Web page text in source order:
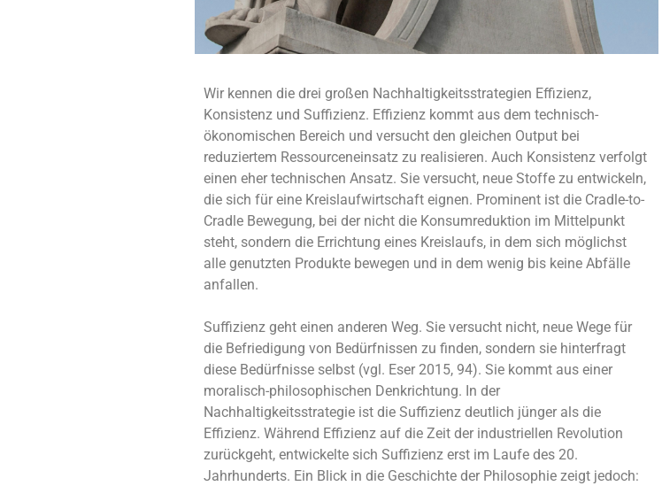
Wir kennen die drei großen Nachhaltigkeitsstrategien Effizienz,
Konsistenz und Suffizienz. Effizienz kommt aus dem technisch-
ökonomischen Bereich und versucht den gleichen Output bei
reduziertem Ressourceneinsatz zu realisieren. Auch Konsistenz verfolgt
einen eher technischen Ansatz. Sie versucht, neue Stoffe zu entwickeln,
die sich für eine Kreislaufwirtschaft eignen. Prominent ist die Cradle-to-
Cradle Bewegung, bei der nicht die Konsumreduktion im Mittelpunkt
steht, sondern die Errichtung eines Kreislaufs, in dem sich möglichst
alle genutzten Produkte bewegen und in dem wenig bis keine Abfälle
anfallen.
Suffizienz geht einen anderen Weg. Sie versucht nicht, neue Wege für
die Befriedigung von Bedürfnissen zu finden, sondern sie hinterfragt
diese Bedürfnisse selbst (vgl. Eser 2015, 94). Sie kommt aus einer
moralisch-philosophischen Denkrichtung. In der
Nachhaltigkeitsstrategie ist die Suffizienz deutlich jünger als die
Effizienz. Während Effizienz auf die Zeit der industriellen Revolution
zurückgeht, entwickelte sich Suffizienz erst im Laufe des 20.
Jahrhunderts. Ein Blick in die Geschichte der Philosophie zeigt jedoch: